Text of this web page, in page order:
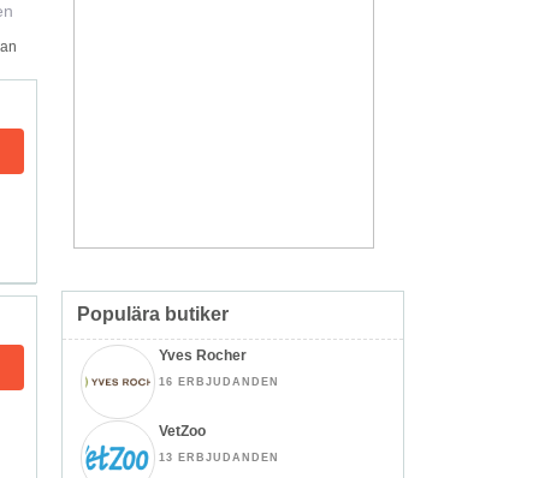
Populära butiker
Yves Rocher
16 ERBJUDANDEN
VetZoo
13 ERBJUDANDEN